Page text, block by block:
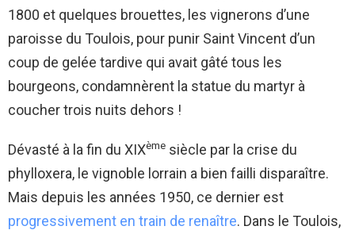
1800 et quelques brouettes, les vignerons d’une
paroisse du Toulois, pour punir Saint Vincent d’un
coup de gelée tardive qui avait gâté tous les
bourgeons, condamnèrent la statue du martyr à
coucher trois nuits dehors !
Dévasté à la fin du XIXème siècle par la crise du
phylloxera, le vignoble lorrain a bien failli disparaître.
Mais depuis les années 1950, ce dernier est
progressivement en train de renaître. Dans le Toulois,